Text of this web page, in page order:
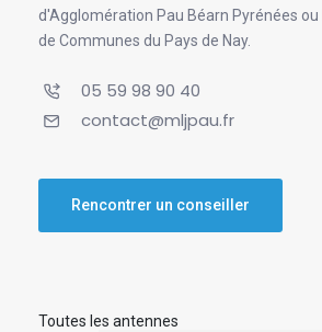
d'Agglomération Pau Béarn Pyrénées
de Communes du Pays de Nay.
05 59 98 90 40
contact@mljpau.fr
Rencontrer un conseiller
Toutes les antennes